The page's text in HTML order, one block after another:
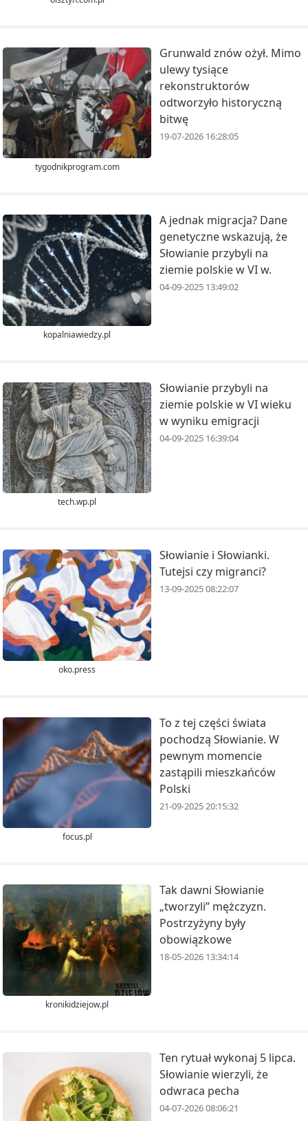
tygodnikprogram.com
Grunwald znów ożył. Mimo
ulewy tysiące
rekonstruktorów
odtworzyło historyczną
bitwę
19-07-2026 16:28:05
kopalniawiedzy.pl
A jednak migracja? Dane
genetyczne wskazują, że
Słowianie przybyli na
ziemie polskie w VI w.
04-09-2025 13:49:02
tech.wp.pl
Słowianie przybyli na
ziemie polskie w VI wieku
w wyniku emigracji
04-09-2025 16:39:04
oko.press
Słowianie i Słowianki.
Tutejsi czy migranci?
13-09-2025 08:22:07
focus.pl
To z tej części świata
pochodzą Słowianie. W
pewnym momencie
zastąpili mieszkańców
Polski
21-09-2025 20:15:32
kronikidziejow.pl
Tak dawni Słowianie
„tworzyli” mężczyzn.
Postrzyżyny były
obowiązkowe
18-05-2026 13:34:14
Ten rytuał wykonaj 5 lipca.
Słowianie wierzyli, że
odwraca pecha
04-07-2026 08:06:21